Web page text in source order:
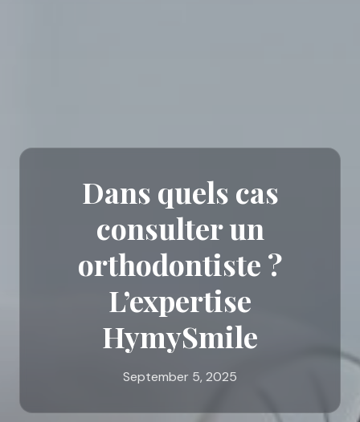
Dans quels cas
consulter un
orthodontiste ?
L’expertise
HymySmile
September 5, 2025